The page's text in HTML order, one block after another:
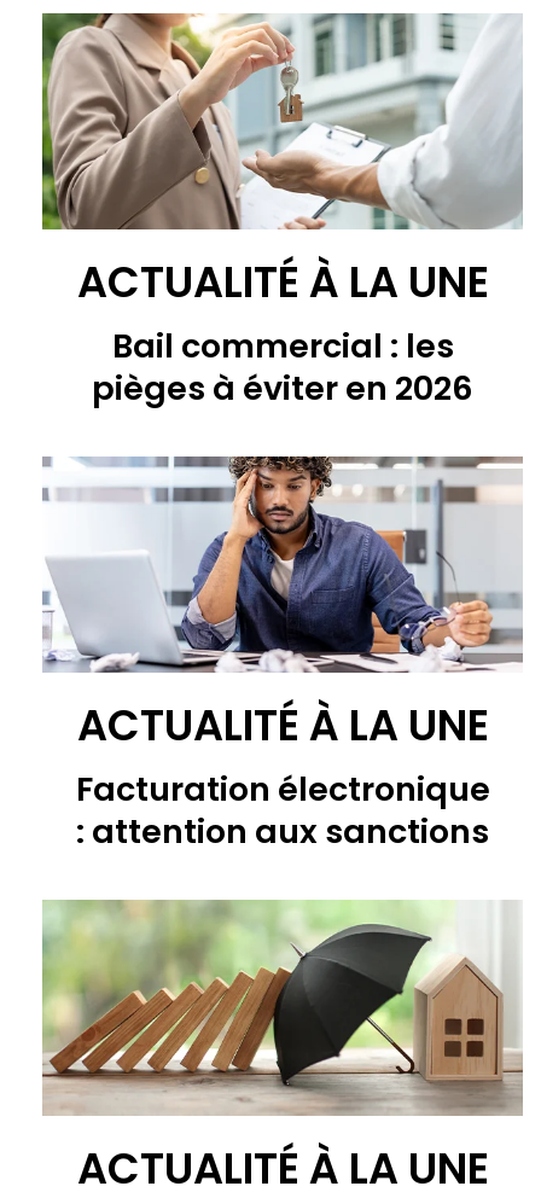
ACTUALITÉ À LA UNE
Bail commercial : les
pièges à éviter en 2026
ACTUALITÉ À LA UNE
Facturation électronique
: attention aux sanctions
ACTUALITÉ À LA UNE